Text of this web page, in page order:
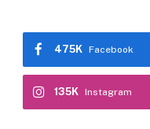
Facebook
475K
Instagram
135K